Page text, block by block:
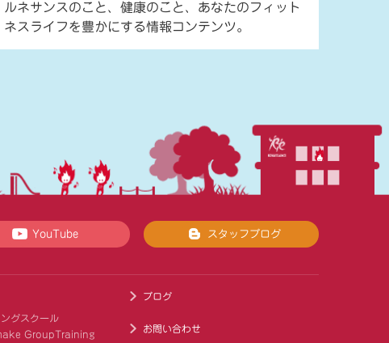
ルネサンスのこと、健康のこと、あなたのフィット
ネスライフを豊かにする情報コンテンツ。
YouTube スタッフブログ
グスクール
GroupTraining
ブログ
お問い合わせ